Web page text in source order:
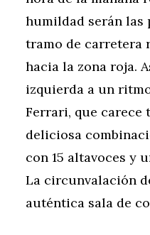
humildad serán las
tramo de carretera
hacia la zona roja.
izquierda a un
Ferrari, que carece
deliciosa
con 15 altavoces y
La circunvalación
auténtica sala de